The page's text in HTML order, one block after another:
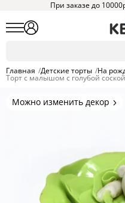
При заказе до
Главная /Детские торты /На
Торт с малышом с голубой соской
Можно изменить декор